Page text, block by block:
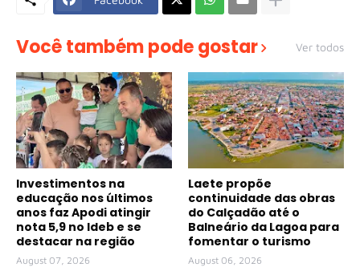
Você também pode gostar Ver todos
Investimentos na
educação nos últimos
anos faz Apodi atingir
nota 5,9 no Ideb e se
destacar na região
August 07, 2026
Laete propõe
continuidade das obras
do Calçadão até o
Balneário da Lagoa para
fomentar o turismo
August 06, 2026